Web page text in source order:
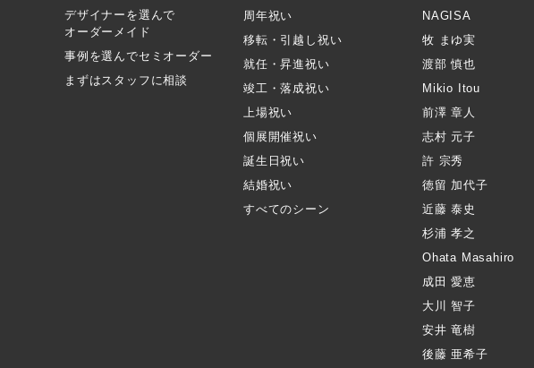
デザイナーを選んで
オーダーメイド
事例を選んでセミオーダー
まずはスタッフに相談
周年祝い
移転・引越し祝い
就任・昇進祝い
竣工・落成祝い
上場祝い
個展開催祝い
誕生日祝い
結婚祝い
すべてのシーン
NAGISA
牧 まゆ実
渡部 慎也
Mikio Itou
前澤 章人
志村 元子
許 宗秀
徳留 加代子
近藤 泰史
杉浦 孝之
Ohata Masahiro
成田 愛恵
大川 智子
安井 竜樹
後藤 亜希子